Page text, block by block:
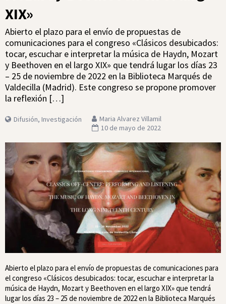
XIX»
Abierto el plazo para el envío de propuestas de
comunicaciones para el congreso «Clásicos desubicados:
tocar, escuchar e interpretar la música de Haydn, Mozart
y Beethoven en el largo XIX» que tendrá lugar los días 23
– 25 de noviembre de 2022 en la Biblioteca Marqués de
Valdecilla (Madrid). Este congreso se propone promover
la reflexión […]
Difusión, Investigación
Maria Alvarez Villamil
10 de mayo de 2022
Abierto el plazo para el envío de propuestas de comunicaciones para
el congreso «Clásicos desubicados: tocar, escuchar e interpretar la
música de Haydn, Mozart y Beethoven en el largo XIX» que tendrá
lugar los días 23 – 25 de noviembre de 2022 en la Biblioteca Marqués